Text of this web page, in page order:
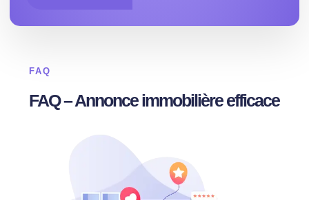
FAQ
FAQ – Annonce immobilière efficace